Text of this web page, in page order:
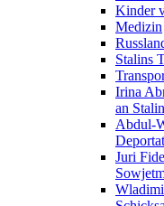
Kinder
Medizin
Stalins
Irina
an Stalin
Abdul-
Juri